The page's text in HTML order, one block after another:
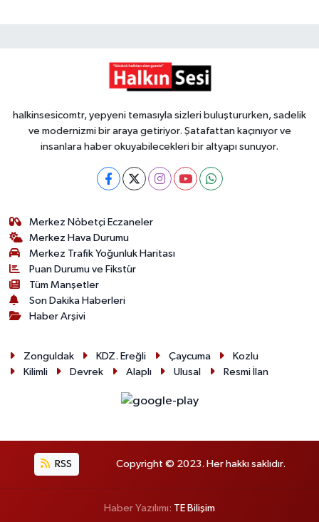
halkinsesicomtr, yepyeni temasıyla sizleri buluştururken, sadelik
ve modernizmi bir araya getiriyor. Şatafattan kaçınıyor ve
insanlara haber okuyabilecekleri bir altyapı sunuyor.
Merkez Nöbetçi Eczaneler
Merkez Hava Durumu
Merkez Trafik Yoğunluk Haritası
Puan Durumu ve Fikstür
Tüm Manşetler
Son Dakika Haberleri
Haber Arşivi
Zonguldak KDZ. Ereğli Çaycuma
Kozlu
Kilimli
Devrek Alaplı Ulusal Resmi İlan
RSS Copyright © 2023. Her hakkı saklıdır.
Haber Yazılımı: TE Bilişim